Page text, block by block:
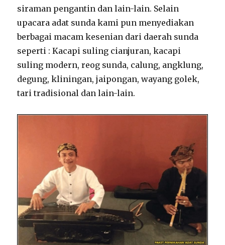
siraman pengantin dan lain-lain. Selain
upacara adat sunda kami pun menyediakan
berbagai macam kesenian dari daerah sunda
seperti : Kacapi suling cianjuran, kacapi
suling modern, reog sunda, calung, angklung,
degung, kliningan, jaipongan, wayang golek,
tari tradisional dan lain-lain.